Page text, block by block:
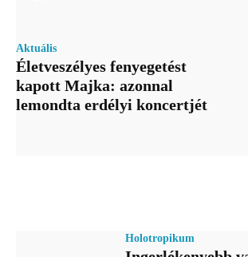
Aktuális
Életveszélyes fenyegetést
kapott Majka: azonnal
lemondta erdélyi koncertjét
Holotropikum